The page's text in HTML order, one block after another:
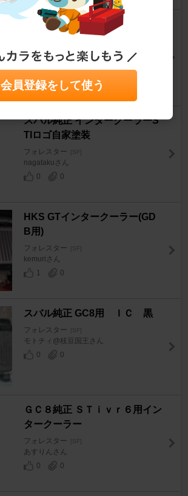
ｽﾊﾞﾙ純正 ｲﾝﾌﾟSTIﾊﾞｰｼﾞｮﾝⅤ用ｲﾝ
フォレスター [SF]
0
0
スバル純正 インタークーラーS
TIロゴ自家塗装
フォレスター [SF]
nagatakuさん
0
0
HKS GTインタークーラー(GD
B用)
フォレスター [SF]
kemuriさん
1
0
スバル純正 GC8用 ＩＣ 黒
フォレスター [SF]
モトチィ@枝豆国王さん
0
0
ＧＣ８純正 ＳＴｉｖｒ６用イン
タークーラー
フォレスター [SF]
あすりんさん
0
0
会員登録をして使う